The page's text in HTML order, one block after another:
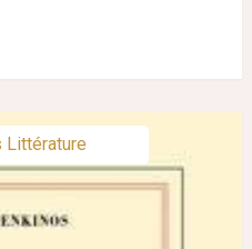
Littérature